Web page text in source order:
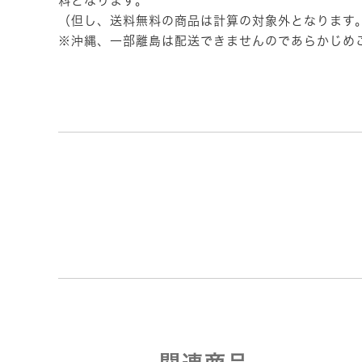
（但し、送料無料の商品は計算の対象外となります
※沖縄、一部離島は配送できませんのであらかじめ